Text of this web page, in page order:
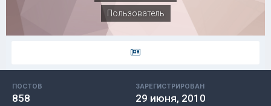
Пользователь
ПОСТОВ
858
ЗАРЕГИСТРИРОВАН
29 июня, 2010